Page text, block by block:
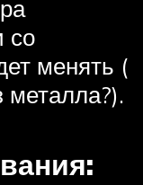
со
менять (
металла?).